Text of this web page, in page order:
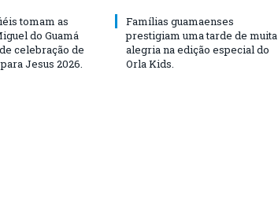
tomam as
do Guamá
celebração de
Jesus 2026.
Famílias guamaenses
prestigiam uma tarde de muita
alegria na edição especial do
Orla Kids.